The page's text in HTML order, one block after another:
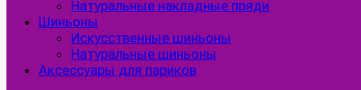
Натуральные накладные пряди
Шиньоны
Искусственные шиньоны
Натуральные шиньоны
Аксессуары для париков